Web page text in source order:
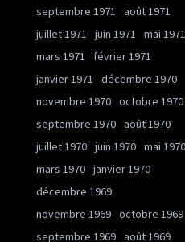
septembre 1971
août 1971
juillet 1971
juin 1971
mai 1971
mars 1971
février 1971
janvier 1971
décembre 1970
novembre 1970 octobre 1970
septembre 1970 août 1970
juillet 1970 juin 1970 mai 1970
mars 1970 janvier 1970
décembre 1969
novembre 1969 octobre 1969
septembre 1969 août 1969